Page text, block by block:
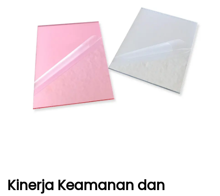
Kinerja Keamanan dan